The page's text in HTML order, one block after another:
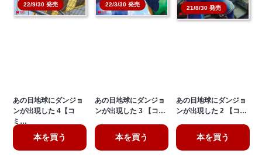
22/9/30 発売
あの日地球にダンジョ
ンが出現した 4【コ
ミ…
本を買う
22/3/30 発売
あの日地球にダンジョ
ンが出現した 3 【コ…
本を買う
21/8/30 発売
あの日地球にダンジョ
ンが出現した 2 【コ…
本を買う